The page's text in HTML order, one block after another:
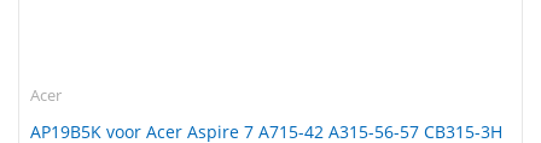
Acer
AP19B5K voor Acer Aspire 7 A715-42 A315-56-57 CB315-3H